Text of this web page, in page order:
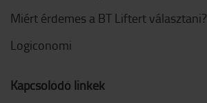
Miért érdemes a BT Liftert választani?
Logiconomi
Kapcsolódó linkek